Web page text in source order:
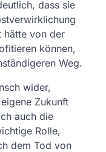
dass sie
hätte von der
können,
Weg.
wider,
Zukunft
auch die
Rolle,
dem Tod von